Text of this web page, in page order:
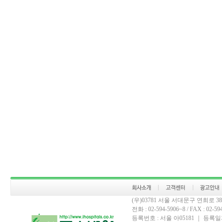
(우)03781 서울 서대문구 연희로
전화 : 02-594-5906~8 / FAX : 02-
등록번호 : 서울 아05181 ｜ 등록